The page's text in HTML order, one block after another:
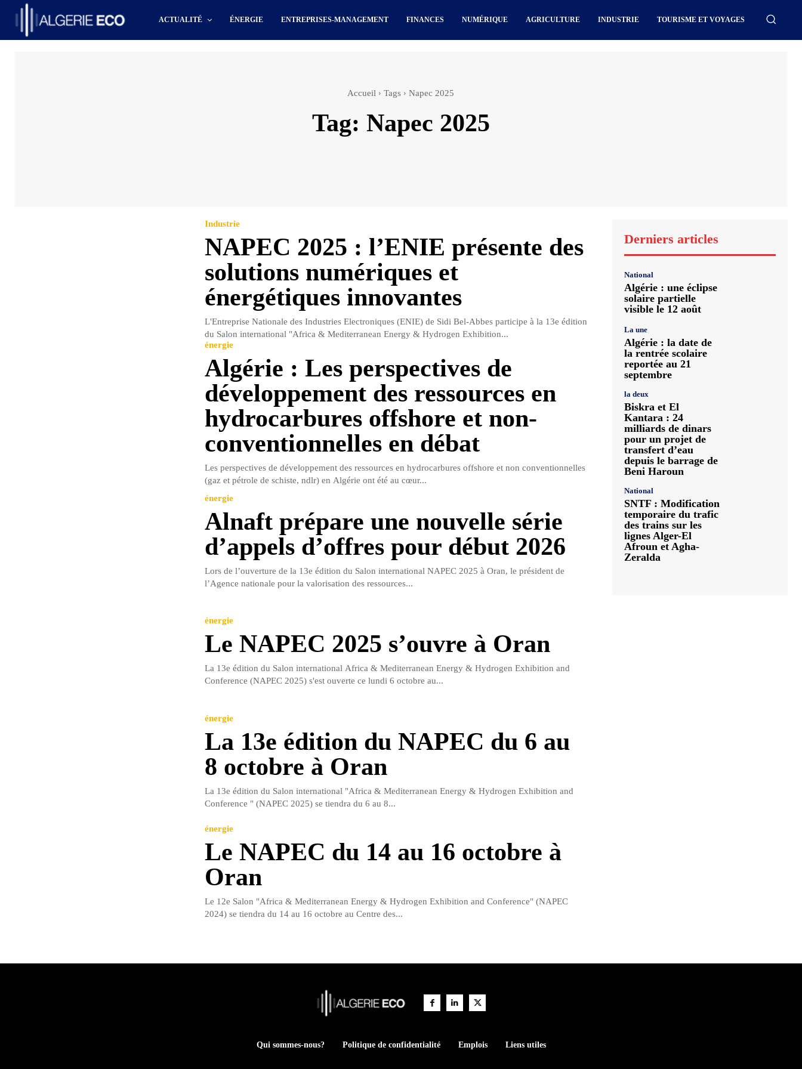
ACTUALITÉ ÉNERGIE ENTREPRISES-MANAGEMENT FINANCES NUMÉRIQUE AGRICULTURE INDUSTRIE TOURISME ET VOYAGES
Accueil Tags Napec 2025
Tag: Napec 2025
Industrie
NAPEC 2025 : l’ENIE présente des
solutions numériques et
énergétiques innovantes
L'Entreprise Nationale des Industries Electroniques (ENIE) de Sidi Bel-Abbes participe à la 13e édition
du Salon international "Africa & Mediterranean Energy & Hydrogen Exhibition...
énergie
Algérie : Les perspectives de
développement des ressources en
hydrocarbures offshore et non-
conventionnelles en débat
Les perspectives de développement des ressources en hydrocarbures offshore et non conventionnelles
(gaz et pétrole de schiste, ndlr) en Algérie ont été au cœur...
énergie
Alnaft prépare une nouvelle série
d’appels d’offres pour début 2026
Lors de l’ouverture de la 13e édition du Salon international NAPEC 2025 à Oran, le président de
l’Agence nationale pour la valorisation des ressources...
énergie
Le NAPEC 2025 s’ouvre à Oran
La 13e édition du Salon international Africa & Mediterranean Energy & Hydrogen Exhibition and
Conference (NAPEC 2025) s'est ouverte ce lundi 6 octobre au...
énergie
La 13e édition du NAPEC du 6 au
8 octobre à Oran
La 13e édition du Salon international "Africa & Mediterranean Energy & Hydrogen Exhibition and
Conference " (NAPEC 2025) se tiendra du 6 au 8...
énergie
Le NAPEC du 14 au 16 octobre à
Oran
Le 12e Salon "Africa & Mediterranean Energy & Hydrogen Exhibition and Conference" (NAPEC
2024) se tiendra du 14 au 16 octobre au Centre des...
Derniers articles
National
Algérie : une éclipse
solaire partielle
visible le 12 août
La une
Algérie : la date de
la rentrée scolaire
reportée au 21
septembre
la deux
Biskra et El
Kantara : 24
milliards de dinars
pour un projet de
transfert d’eau
depuis le barrage de
Beni Haroun
National
SNTF : Modification
temporaire du trafic
des trains sur les
lignes Alger-El
Afroun et Agha-
Zeralda
Qui sommes-nous? Politique de confidentialité Emplois Liens utiles